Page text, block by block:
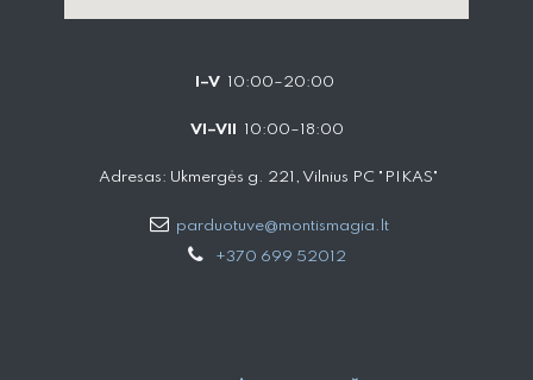
I–V 10:00–20:00
VI–VII 10:00–18:00
Adresas: Ukmergės g. 221, Vilnius PC "PIKAS"
parduotuve@montismagia.lt
+370 699 52012